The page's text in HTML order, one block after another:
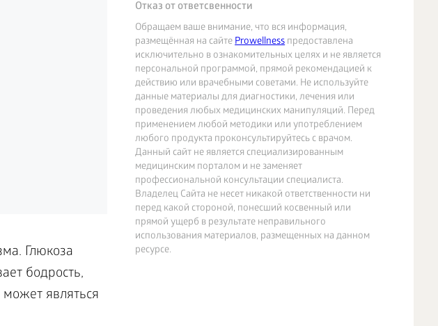
Отказ от ответсвенности
Обращаем ваше внимание, что вся информация,
размещённая на сайтеProwellnessпредоставлена
исключительно в ознакомительных целях и не является
персональной программой, прямой рекомендацией к
действию или врачебными советами. Не используйте
данные материалы для диагностики, лечения или
проведения любых медицинских манипуляций. Перед
применением любой методики или употреблением
любого продукта проконсультируйтесь с врачом.
Данный сайт не является специализированным
медицинским порталом и не заменяет
профессиональной консультации специалиста.
Владелец Сайта не несет никакой ответственности ни
перед какой стороной, понесший косвенный или
прямой ущерб в результате неправильного
использования материалов, размещенных на данном
ресурсе.
Глюкоза
бодрость,
может являться